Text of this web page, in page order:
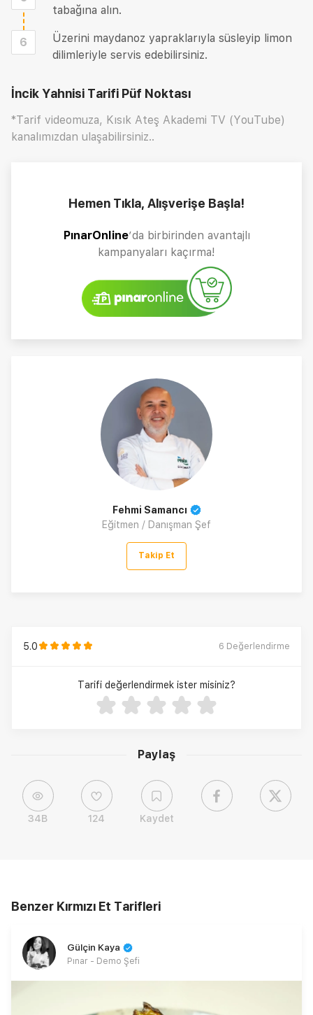
Paylaş
34B 124 Kaydet
tabağına alın.
6
Üzerini maydanoz yapraklarıyla süsleyip limon
dilimleriyle servis edebilirsiniz.
İncik Yahnisi Tarifi Püf Noktası
*Tarif videomuza, Kısık Ateş Akademi TV (YouTube)
kanalımızdan ulaşabilirsiniz..
Hemen Tıkla, Alışverişe Başla!
PınarOnline’da birbirinden avantajlı
kampanyaları kaçırma!
Fehmi Samancı
Eğitmen / Danışman Şef
Takip Et
5.0 6 Değerlendirme
Tarifi değerlendirmek ister misiniz?
Benzer Kırmızı Et Tarifleri
Gülçin Kaya
Pınar - Demo Şefi